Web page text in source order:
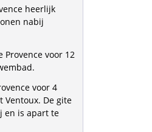
heerlijk
nabij
voor 12
voor 4
Ventoux. De gite
en is apart te